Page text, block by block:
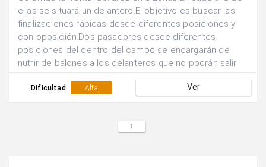
ellas se situará un delantero.El objetivo es buscar las
finalizaciones rápidas desde diferentes posiciones y
con oposición.Dos pasadores desde diferentes
posiciones del centro del campo se encargarán de
nutrir de balones a los delanteros que no podrán salir
desplazarse libremente para abortar la acción
ofensiva.Los atacantes tienen posibilidad de combinar
Dificultad Alta Ver
1